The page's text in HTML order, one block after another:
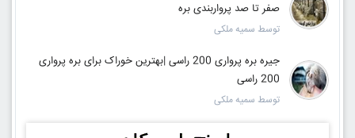
صفر تا صد پرواربندی بره
توسط سمیه ملکی
جیره بره پرواری 200 راسی |بهترین خوراک برای بره پرواری
200 راسی
توسط سمیه ملکی